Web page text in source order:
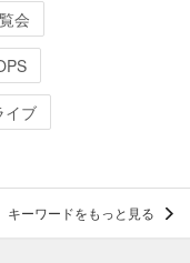
会
イブ
キーワードをもっと見る